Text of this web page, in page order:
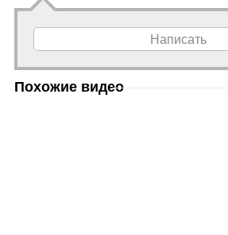
Написать
Похожие видео